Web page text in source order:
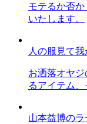
モテるか否
いたします。
人の服見て
お洒落オヤ
るアイテム、
山本益博のラ